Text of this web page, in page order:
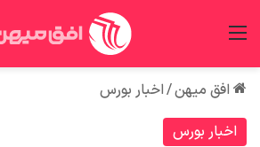
افق میهن/اخبار بورس
اخبار بورس